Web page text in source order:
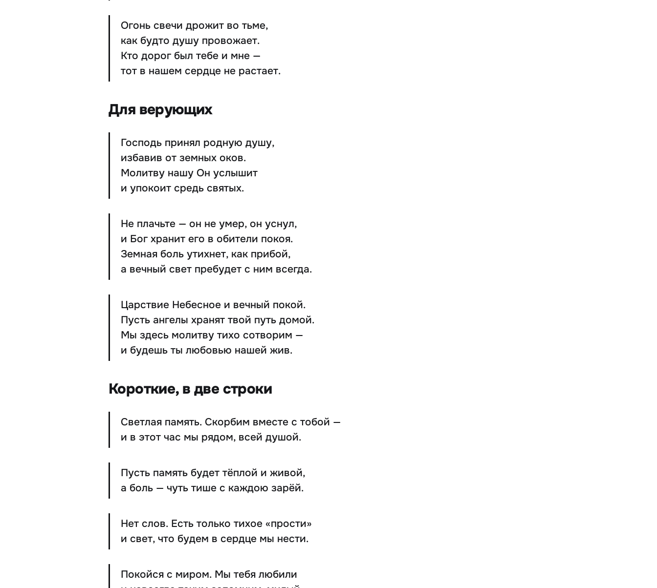
Огонь свечи дрожит во тьме,
как будто душу провожает.
Кто дорог был тебе и мне —
тот в нашем сердце не растает.
Для верующих
Господь принял родную душу,
избавив от земных оков.
Молитву нашу Он услышит
и упокоит средь святых.
Не плачьте — он не умер, он уснул,
и Бог хранит его в обители покоя.
Земная боль утихнет, как прибой,
а вечный свет пребудет с ним всегда.
Царствие Небесное и вечный покой.
Пусть ангелы хранят твой путь домой.
Мы здесь молитву тихо сотворим —
и будешь ты любовью нашей жив.
Короткие, в две строки
Светлая память. Скорбим вместе с тобой —
и в этот час мы рядом, всей душой.
Пусть память будет тёплой и живой,
а боль — чуть тише с каждою зарёй.
Нет слов. Есть только тихое «прости»
и свет, что будем в сердце мы нести.
Покойся с миром. Мы тебя любили